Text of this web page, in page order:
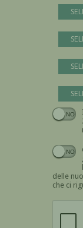
delle
che ci